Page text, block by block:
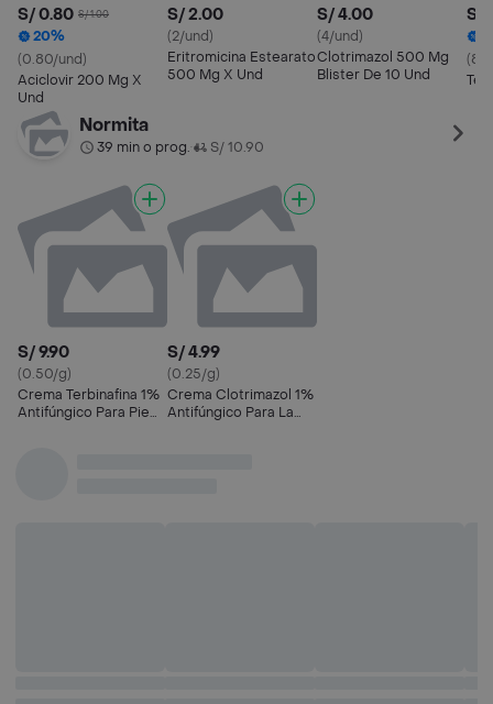
S/ 0.80 S/ 1.00
20%
(0.80/und)
Aciclovir 200 Mg X
Und
S/ 2.00
(2/und)
Eritromicina Estearato
500 Mg X Und
S/ 4.00
(4/und)
Clotrimazol 500 Mg
Blister De 10 Und
S/
Normita
39 min o prog.• S/ 10.90
S/ 9.90
(0.50/g)
Crema Terbinafina 1%
Antifúngico Para Pie
S/ 4.99
(0.25/g)
Crema Clotrimazol 1%
Antifúngico Para La